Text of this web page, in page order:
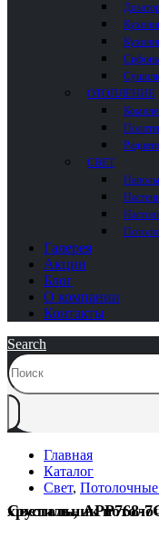
ОТОПЛЕНИЕ
СВЕТ
Галерея
Акции
Блог
О компании
Контакты
Search
Главная
Каталог
Свет, Потолочные
Светильник потолочный, коллекция X, цвет золото/хрусталь,